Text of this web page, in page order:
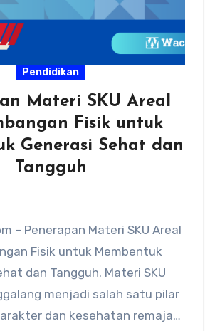
Pendidikan
Materi SKU Areal
Fisik untuk
Generasi Sehat dan
Tangguh
– Penerapan Materi SKU Areal
Fisik untuk Membentuk
dan Tangguh. Materi SKU
menjadi salah satu pilar
dan kesehatan remaja